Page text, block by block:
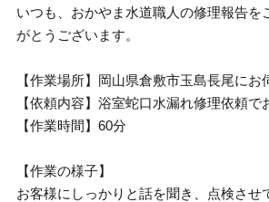
いつも、おかやま水道職人の修理報告を
がとうございます。
【作業場所】岡山県倉敷市玉島長尾にお
【依頼内容】浴室蛇口水漏れ修理依頼で
【作業時間】60分
【作業の様子】
お客様にしっかりと話を聞き、点検させ